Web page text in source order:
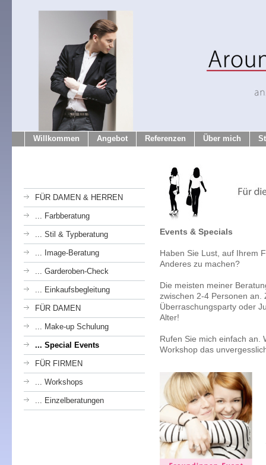
Willkommen Angebot Referenzen Über mich
FÜR DAMEN & HERREN
... Farbberatung
... Stil & Typberatung
... Image-Beratung
... Garderoben-Check
... Einkaufsbegleitung
FÜR DAMEN
... Make-up Schulung
... Special Events
FÜR FIRMEN
... Workshops
... Einzelberatungen
Events & Specials
Haben Sie Lust, auf Ihrem
Anderes zu machen?
Die meisten meiner
zwischen 2-4 Personen
Überraschungsparty oder
Alter!
Rufen Sie mich einfach an.
Workshop das